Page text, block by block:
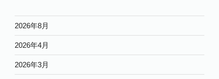
2026年8月
2026年4月
2026年3月